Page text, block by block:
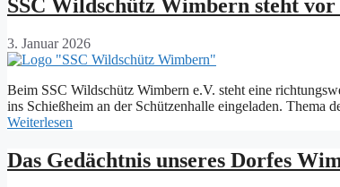
SSC Wildschütz Wimbern steht
3. Januar 2026
Beim SSC Wildschütz Wimbern e.V. steht eine
ins Schießheim an der Schützenhalle eingeladen.
Weiterlesen
Das Gedächtnis unseres Dorfes